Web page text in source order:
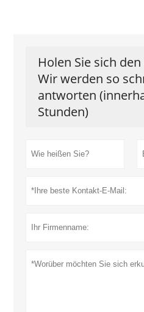
Holen Sie sich
Wir werden so
antworten
Stunden)